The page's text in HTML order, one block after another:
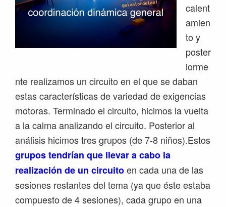
calent
amien
to y
poster
iorme
nte realizamos un circuito en el que se daban
estas características de variedad de exigencias
motoras. Terminado el circuito, hicimos la vuelta
a la calma analizando el circuito. Posterior al
análisis hicimos tres grupos (de 7-8 niños).Estos
grupos tendrían que llevar a cabo la
realización de un circuitoen cada una de las
sesiones restantes del tema (ya que éste estaba
compuesto de 4 sesiones), cada grupo en una